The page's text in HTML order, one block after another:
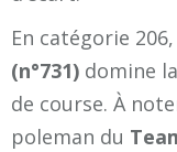
En catégorie 206,
(n°731) domine
de course. À
poleman du